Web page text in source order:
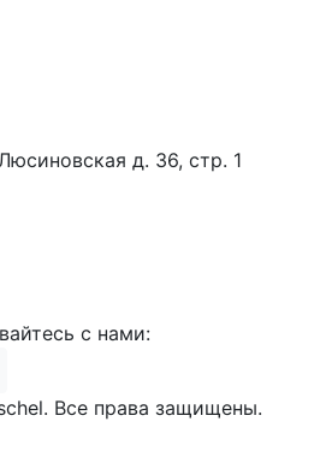
д. 36, стр. 1
с нами:
Все права защищены.